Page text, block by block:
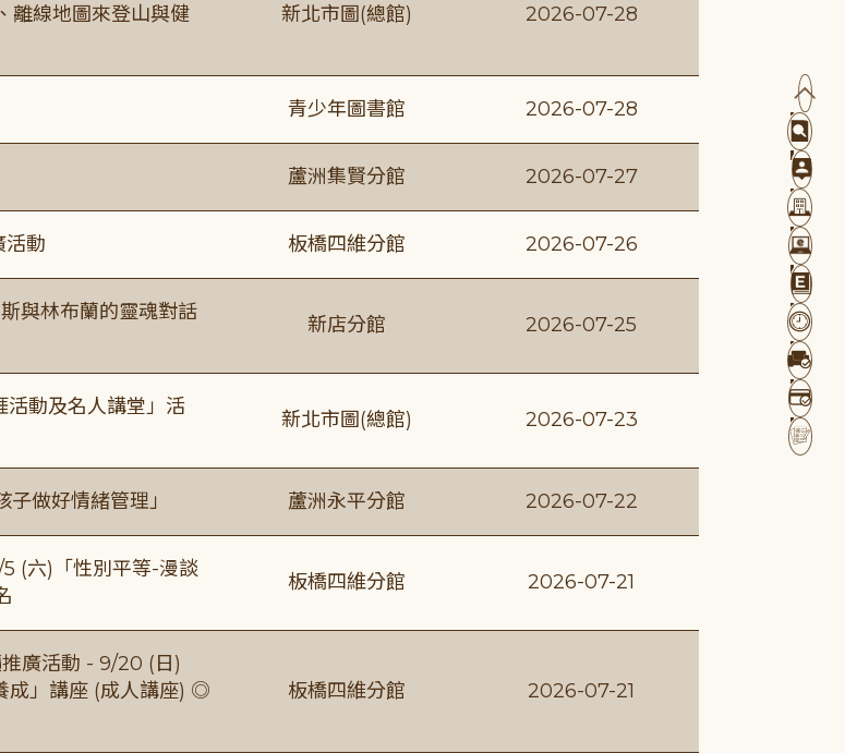
離線地圖來登山與健
新北市圖(總館) 2026-07-28
青少年圖書館 2026-07-28
蘆洲集賢分館 2026-07-27
活動 板橋四維分館 2026-07-26
斯與林布蘭的靈魂對話
新店分館 2026-07-25
活動及名人講堂」活
新北市圖(總館) 2026-07-23
子做好情緒管理」 蘆洲永平分館 2026-07-22
5 (六)「性別平等-漫談
板橋四維分館 2026-07-21
推廣活動 - 9/20 (日)
成」講座 (成人講座) ◎
板橋四維分館 2026-07-21